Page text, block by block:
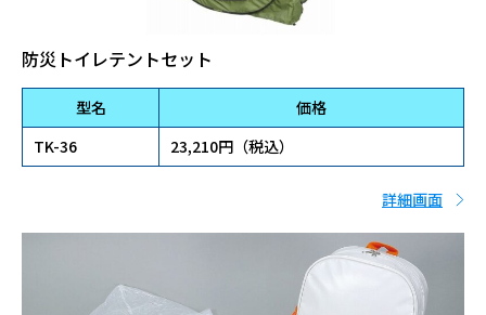
防災トイレテントセット
型名
価格
TK-36
23,210円（税込）
詳細画面